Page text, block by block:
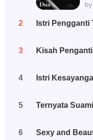
2
3 Kisah
4 Istri
5 Ternyata
6 Sexy and